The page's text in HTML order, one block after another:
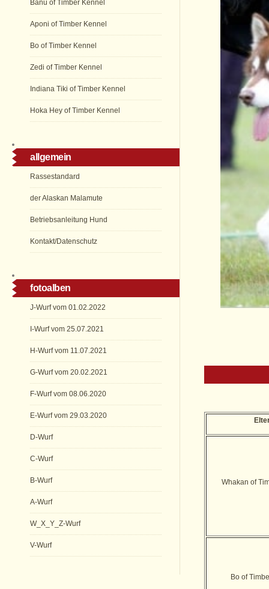
Whakan of
Bo of
Banu of Timber Kennel
Aponi of Timber Kennel
Bo of Timber Kennel
Zedi of Timber Kennel
Indiana Tiki of Timber Kennel
Hoka Hey of Timber Kennel
allgemein
Rassestandard
der Alaskan Malamute
Betriebsanleitung Hund
Kontakt/Datenschutz
fotoalben
J-Wurf vom 01.02.2022
I-Wurf vom 25.07.2021
H-Wurf vom 11.07.2021
G-Wurf vom 20.02.2021
F-Wurf vom 08.06.2020
E-Wurf vom 29.03.2020
D-Wurf
C-Wurf
B-Wurf
A-Wurf
W_X_Y_Z-Wurf
V-Wurf